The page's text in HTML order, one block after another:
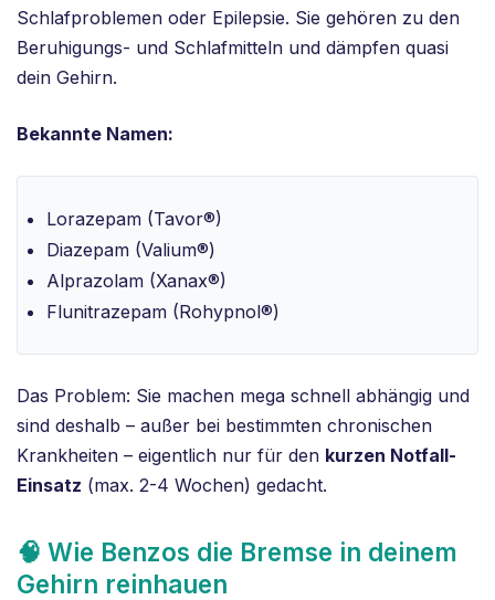
Schlafproblemen oder Epilepsie. Sie gehören zu den
Beruhigungs- und Schlafmitteln und dämpfen quasi
dein Gehirn.
Bekannte Namen:
Lorazepam (Tavor®)
Diazepam (Valium®)
Alprazolam (Xanax®)
Flunitrazepam (Rohypnol®)
Das Problem: Sie machen mega schnell abhängig und
sind deshalb – außer bei bestimmten chronischen
Krankheiten – eigentlich nur für den kurzen Notfall-
Einsatz (max. 2-4 Wochen) gedacht.
🧠 Wie Benzos die Bremse in deinem
Gehirn reinhauen